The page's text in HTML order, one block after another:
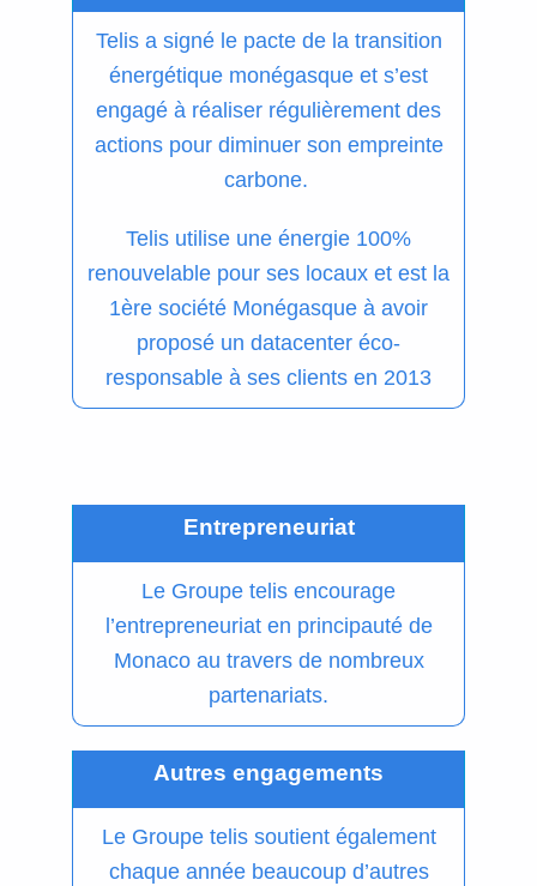
Telis a signé le pacte de la transition
énergétique monégasque et s’est
engagé à réaliser régulièrement des
actions pour diminuer son empreinte
carbone.
Telis utilise une énergie 100%
renouvelable pour ses locaux et est la
1ère société Monégasque à avoir
proposé un datacenter éco-
responsable à ses clients en 2013
Entrepreneuriat
Le Groupe telis encourage
l’entrepreneuriat en principauté de
Monaco au travers de nombreux
partenariats.
Autres engagements
Le Groupe telis soutient également
chaque année beaucoup d’autres